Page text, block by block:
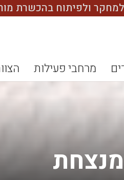
ולפיתוח בהכשרת
מרחבי פעילות